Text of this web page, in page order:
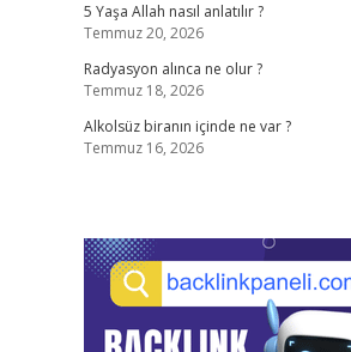
5 Yaşa Allah nasıl anlatılır ?
Temmuz 20, 2026
Radyasyon alınca ne olur ?
Temmuz 18, 2026
Alkolsüz biranın içinde ne var ?
Temmuz 16, 2026